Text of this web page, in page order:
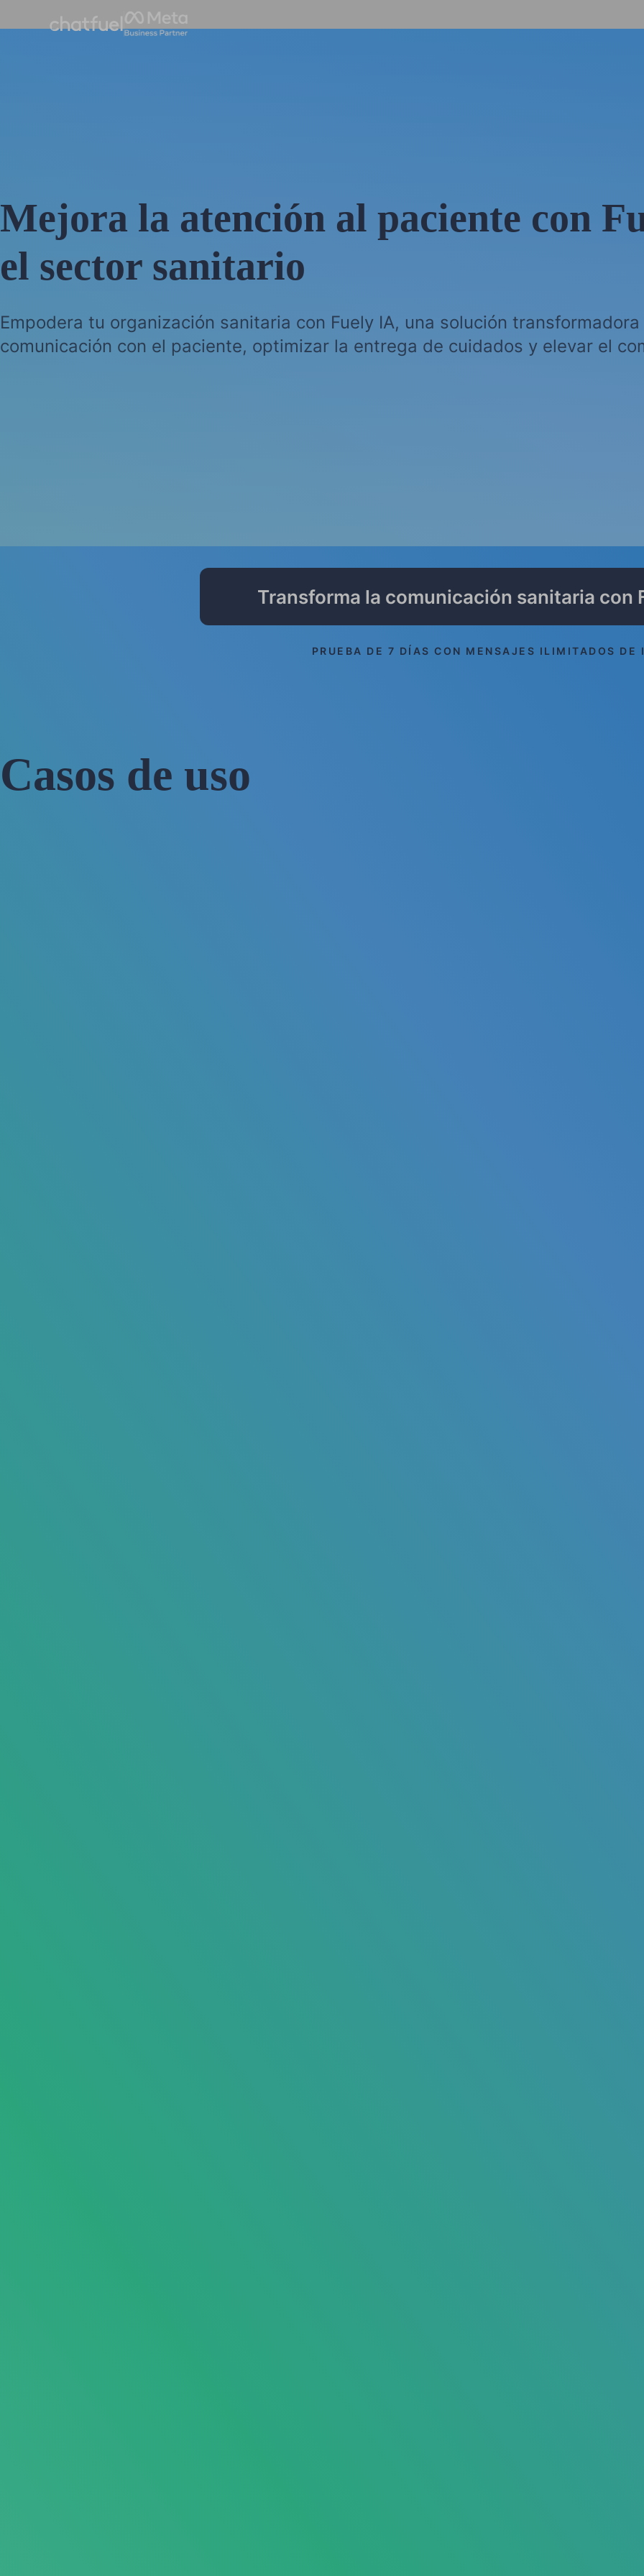
Mejora la atención al paciente con
el sector sanitario
Empodera tu organización sanitaria con Fuely IA, una solución
comunicación con el paciente, optimizar la entrega de cuidados y elevar el
Transforma la comunicación sanitaria con
PRUEBA DE 7 DÍAS CON MENSAJES ILIMITADOS DE
Casos de uso